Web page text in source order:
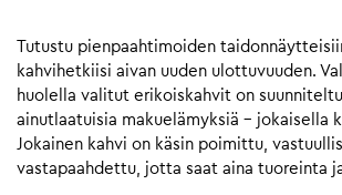
Tutustu pienpaahtimoiden
kahvihetkiisi aivan uuden ulottuvuuden.
huolella valitut erikoiskahvit on
ainutlaatuisia makuelämyksiä – jokaisella
Jokainen kahvi on käsin poimittu,
vastapaahdettu, jotta saat aina tuoreinta